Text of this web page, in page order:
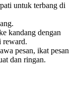
untuk terbang di
kandang dengan
reward.
pesan, ikat pesan
dan ringan.